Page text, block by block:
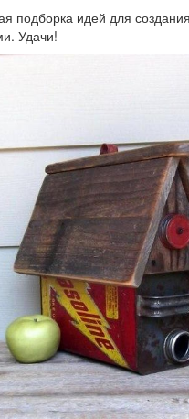
подборка идей для
Удачи!